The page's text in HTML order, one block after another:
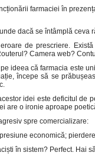
farmaciei în
dacă se întâmplă ceva
de prescriere.
Camera web?
ideea că farmacia este
începe să se
idei este deficitul de
are o ironie aproape
spre comercializare:
economică;
în sistem? Perfect. Hai